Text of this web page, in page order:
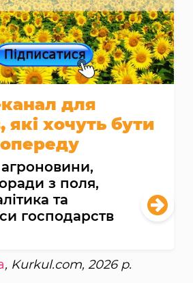
для
які хочуть бути
з поля,
та
господарств
, Kurkul.com, 2026 р.